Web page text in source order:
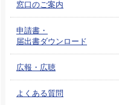
窓口のご案内
申請書・
届出書ダウンロード
広報・広聴
よくある質問